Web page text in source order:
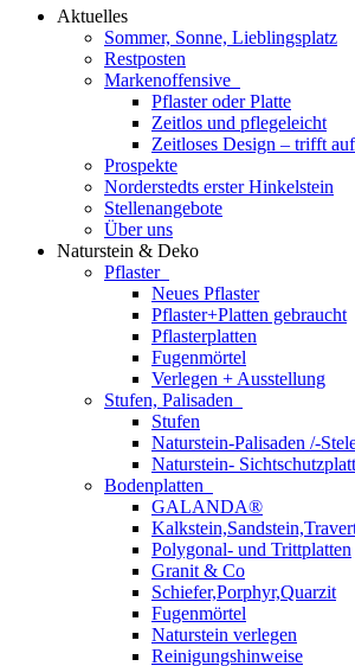
Aktuelles
Sommer, Sonne, Lieblingsplatz
Restposten
Markenoffensive
Pflaster oder Platte
Zeitlos und pflegeleicht
Zeitloses Design – trifft
Prospekte
Norderstedts erster Hinkelstein
Stellenangebote
Über uns
Naturstein & Deko
Pflaster
Neues Pflaster
Pflaster+Platten gebraucht
Pflasterplatten
Fugenmörtel
Verlegen + Ausstellung
Stufen, Palisaden
Stufen
Naturstein-Palisaden /-
Naturstein-
Bodenplatten
GALANDA®
Polygonal- und Trittplatten
Granit & Co
Schiefer,Porphyr,Quarzit
Fugenmörtel
Naturstein verlegen
Reinigungshinweise